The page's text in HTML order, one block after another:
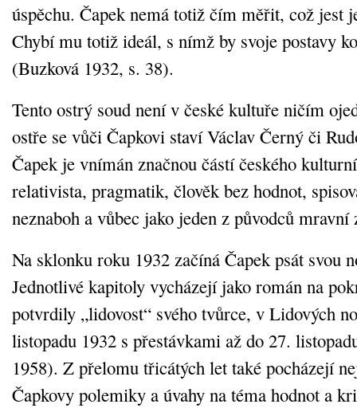
úspěchu. Čapek nemá totiž čím měřit, což jest
Chybí mu totiž ideál, s nímž by svoje postavy
(Buzková 1932, s. 38).
Tento ostrý soud není v české kultuře ničím
ostře se vůči Čapkovi staví Václav Černý či
Čapek je vnímán značnou částí českého
relativista, pragmatik, člověk bez hodnot,
neznaboh a vůbec jako jeden z původců mravní
Na sklonku roku 1932 začíná Čapek psát svou
Jednotlivé kapitoly vycházejí jako román na
potvrdily „lidovost“ svého tvůrce, v Lidových
listopadu 1932 s přestávkami až do 27.
1958). Z přelomu třicátých let také pocházejí
Čapkovy polemiky a úvahy na téma hodnot a